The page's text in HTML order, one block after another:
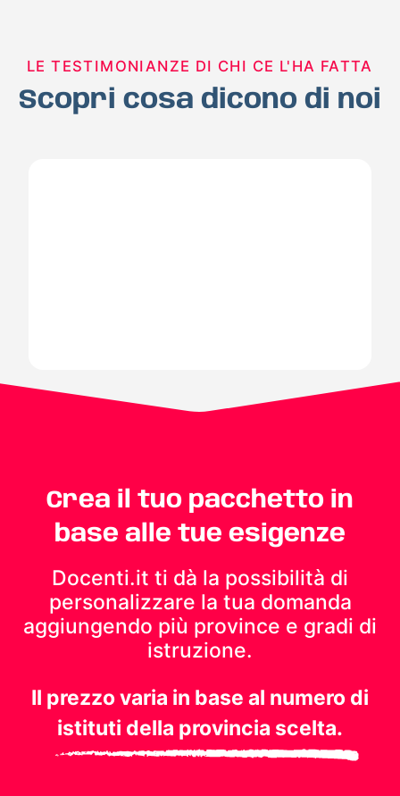
LE TESTIMONIANZE DI CHI CE L'HA FATTA
Scopri cosa dicono di noi
Crea il tuo pacchetto in
base alle tue esigenze
Docenti.it ti dà la possibilità di
personalizzare la tua domanda
aggiungendo più province e gradi di
istruzione.
Il prezzo varia in base al numero di
istituti della provincia scelta.